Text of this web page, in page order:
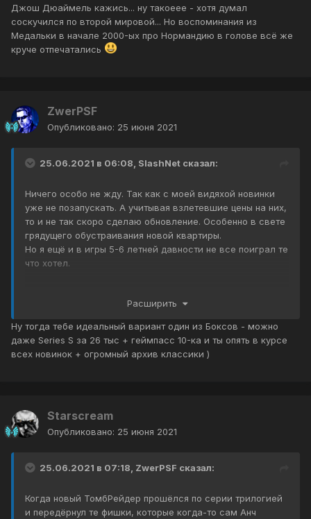
Джош Дюаймель кажись... ну такоеее - хотя думал
соскучился по второй мировой... Но воспоминания из
Медальки в начале 2000-ых про Нормандию в голове всё же
круче отпечатались
ZwerPSF
Опубликовано: 25 июня 2021
25.06.2021 в 06:08, SlashNet сказал:
Ничего особо не жду. Так как с моей видяхой новинки
уже не позапускать. А учитывая взлетевшие цены на них,
то и не так скоро сделаю обновление. Особенно в свете
грядущего обустраивания новой квартиры.
Но я ещё и в игры 5-6 летней давности не все поиграл те
что хотел.
Беседки (к сожалению, на всё том же "старом" движке,
на новый Сталкер.
Расширить
Ну тогда тебе идеальный вариант один из Боксов - можно
даже Series S за 26 тыс + геймпасс 10-ка и ты опять в курсе
всех новинок + огромный архив классики )
Starscream
Опубликовано: 25 июня 2021
25.06.2021 в 07:18, ZwerPSF сказал:
Когда новый ТомбРейдер прошёлся по серии трилогией
и передёрнул те фишки, которые когда-то сам Анч